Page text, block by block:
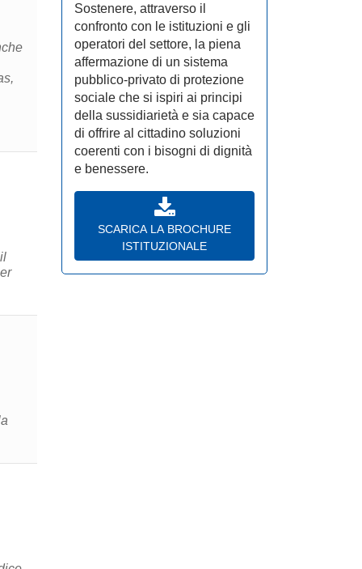
Sostenere, attraverso il
confronto con le istituzioni e gli
operatori del settore, la piena
affermazione di un sistema
pubblico-privato di protezione
sociale che si ispiri ai principi
della sussidiarietà e sia capace
di offrire al cittadino soluzioni
coerenti con i bisogni di dignità
e benessere.
SCARICA LA BROCHURE
ISTITUZIONALE